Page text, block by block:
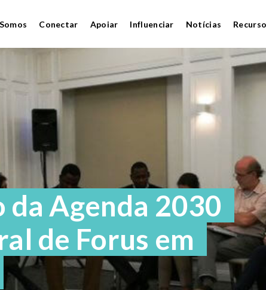
Conectar Apoiar Influenciar Notícias
da Agenda 2030
de Forus em